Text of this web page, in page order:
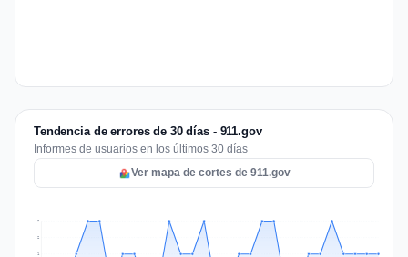
Tendencia de errores de 30 días - 911.gov
Informes de usuarios en los últimos 30 días
Ver mapa de cortes de 911.gov
1
2
2